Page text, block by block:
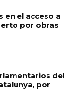
en el acceso a
por obras
del
por